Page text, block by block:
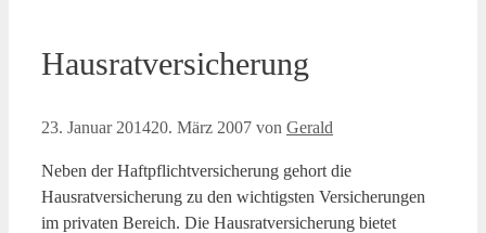
Hausratversicherung
23. Januar 201420. März 2007 von Gerald
Neben der Haftpflichtversicherung gehort die
Hausratversicherung zu den wichtigsten Versicherungen
im privaten Bereich. Die Hausratversicherung bietet